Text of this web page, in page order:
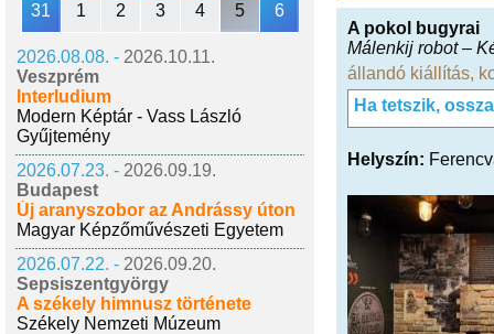
31 1 2 3 4 5 6
2026.08.08. - 2026.10.11.
Veszprém
Interludium
Modern Képtár - Vass László
Gyűjtemény
2026.07.23. - 2026.09.19.
Budapest
Új aranyszobor az Andrássy úton
Magyar Képzőművészeti Egyetem
2026.07.22. - 2026.09.20.
Sepsiszentgyörgy
A székely himnusz története
Székely Nemzeti Múzeum
A pokol bugyrai
Málenkij robot –
állandó kiállítás,
Ha tetszik,
Helyszín: